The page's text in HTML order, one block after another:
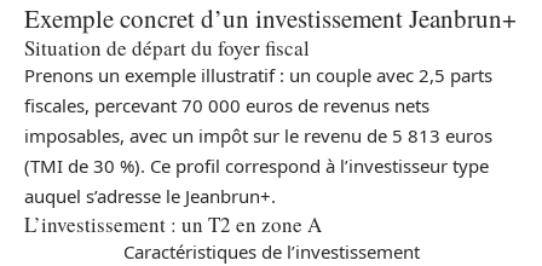
Exemple concret d’un investissement Jeanbrun+
Situation de départ du foyer fiscal
Prenons un exemple illustratif : un couple avec 2,5 parts
fiscales, percevant 70 000 euros de revenus nets
imposables, avec un impôt sur le revenu de 5 813 euros
(TMI de 30 %). Ce profil correspond à l’investisseur type
auquel s’adresse le Jeanbrun+.
L’investissement : un T2 en zone A
Caractéristiques de l’investissement